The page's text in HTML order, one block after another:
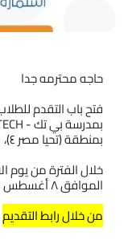
حاجه محترمه جدا
بمنطقة (تحيا مصر ٤)،
الموافق ٨ أغسطس ٢٠٢٠
من خلال رابط التقديم